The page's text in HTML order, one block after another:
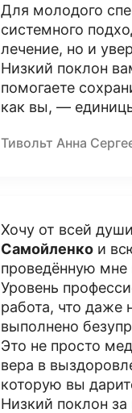
Для молодого
системного
лечение, но и
Низкий поклон
помогаете
как вы, —
Тивольт Анна
Хочу от всей
Самойленкои
проведённую мне
Уровень
работа, что даже
выполнено
Это не просто
вера в
которую вы
Низкий поклон